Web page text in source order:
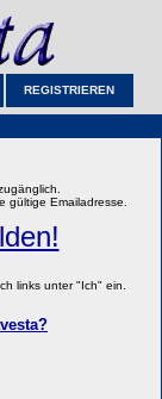
REGISTRIEREN
gültige Emailadresse.
links unter "Ich" ein.